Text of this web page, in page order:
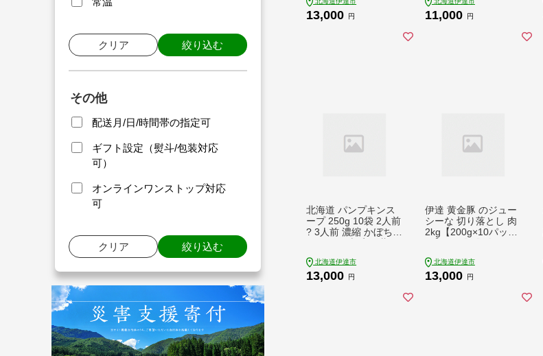
クリア 絞り込む
その他
配送月/日/時間帯の指定可
ギフト設定（熨斗/包装対応
可）
オンラインワンストップ対応
可
クリア 絞り込む
とうもろこし とうき
び 道産原料 クレード
13,000 円
利 時短 唐揚 焼鳥 鍋
ソテー プライフーズ
11,000 円
北海道 パンプキンス
ープ 250g 10袋 2人前
? 3人前 濃縮 かぼちゃ
ギ 野菜 スープ レトル
ト 牛乳 希釈 簡単 道
北海道伊達市
13,000 円
伊達 黄金豚 のジュー
シーな 切り落とし 肉
2kg【200g×10パッ
小分け 冷凍【豚肉】
特集【55250311】
北海道伊達市
13,000 円